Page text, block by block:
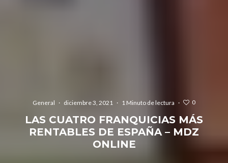
General · diciembre 3, 2021 · 1 Minuto de lectura · 0
LAS CUATRO FRANQUICIAS MÁS
RENTABLES DE ESPAÑA – MDZ
ONLINE